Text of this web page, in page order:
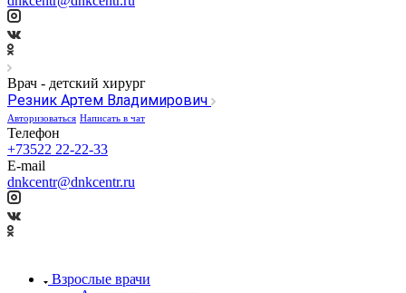
Врач - детский хирург
Резник Артем Владимирович
Авторизоваться Написать в чат
Телефон
+73522 22-22-33
E-mail
dnkcentr@dnkcentr.ru
Взрослые врачи